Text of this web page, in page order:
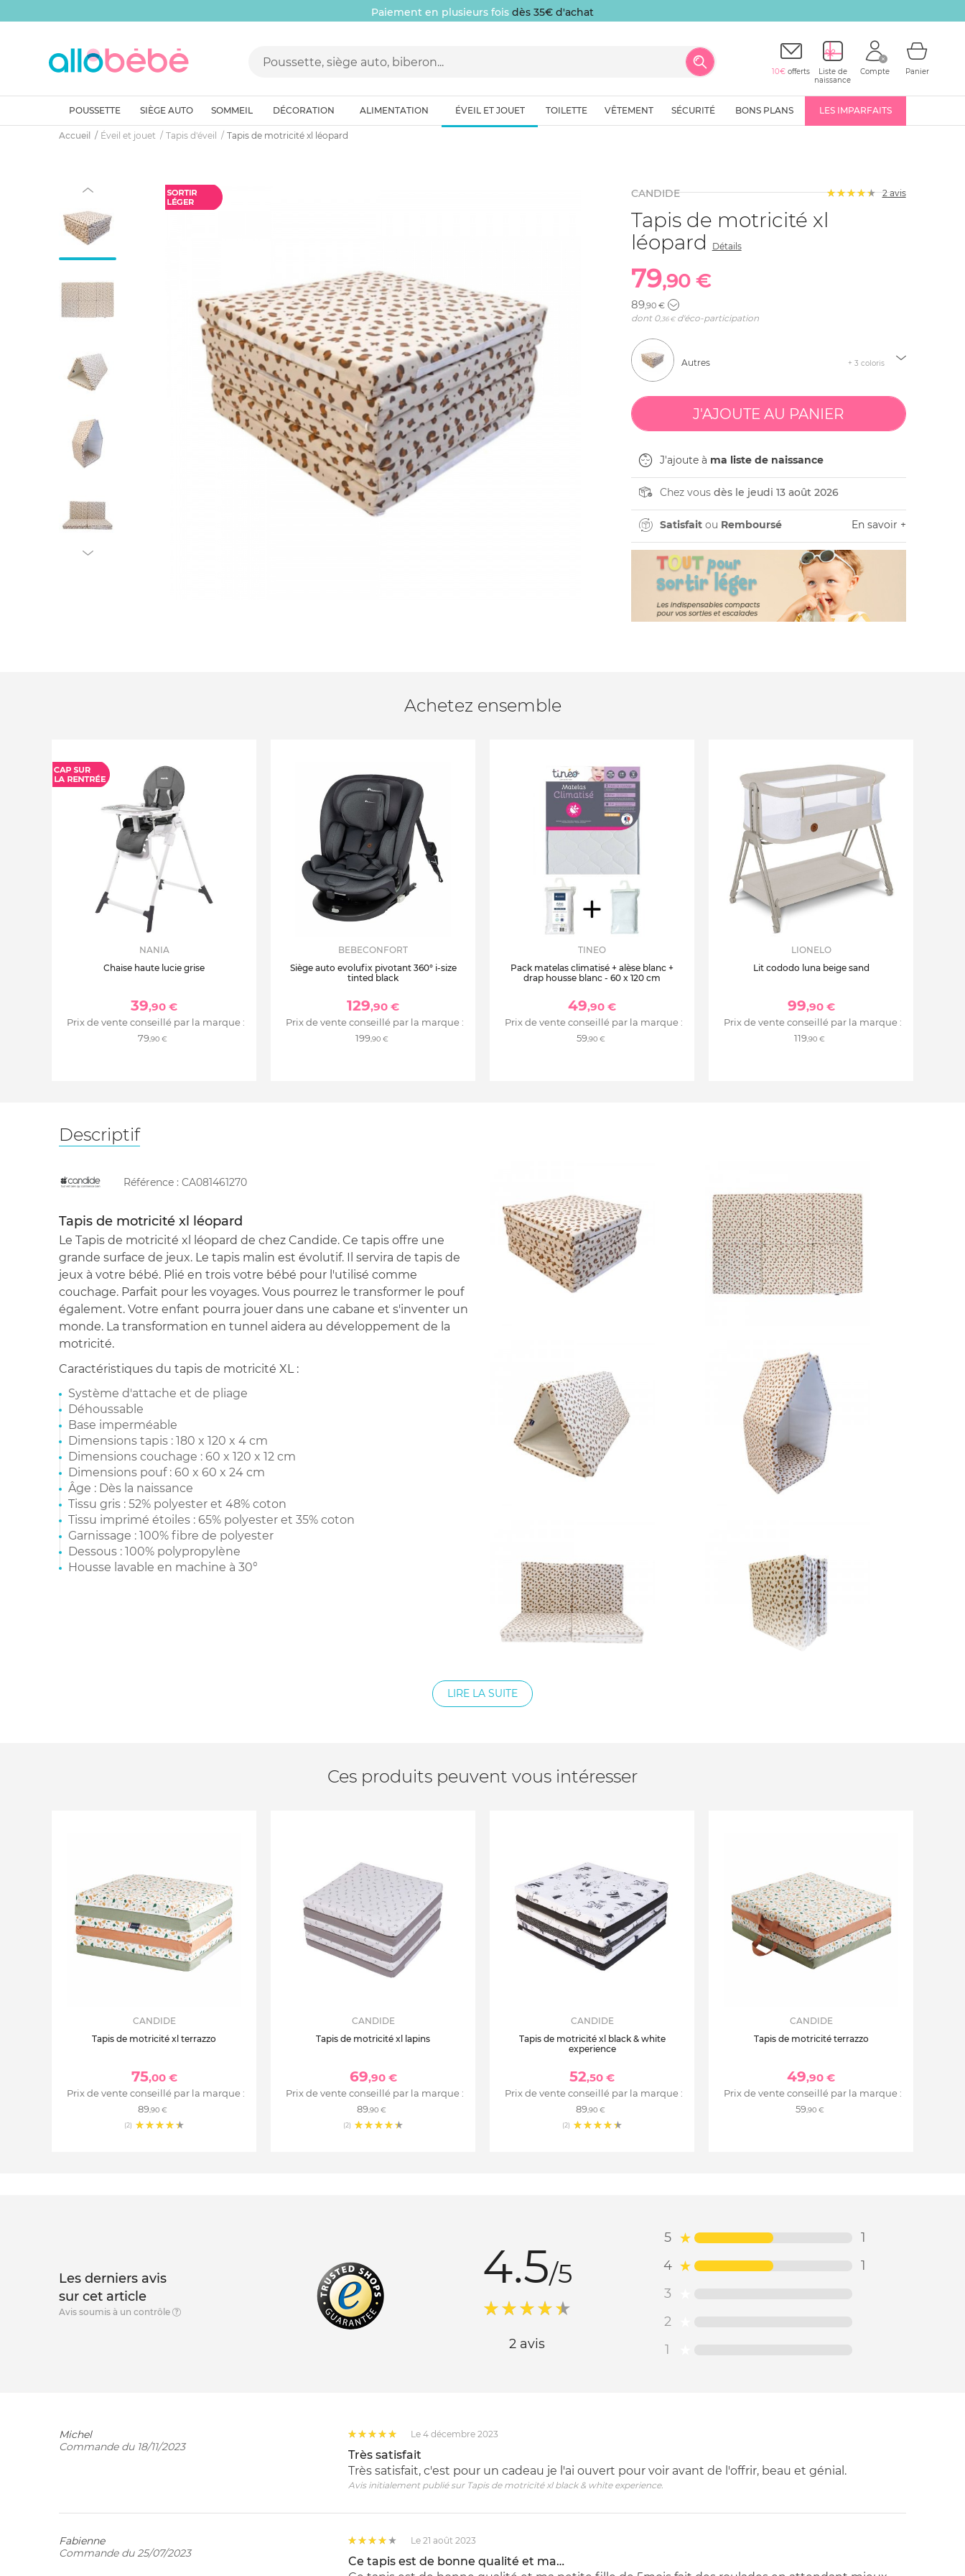
Paiement en plusieurs fois dès 35€ d'achat
10€ offerts
Liste de
naissance
Compte Panier
POUSSETTE SIÈGE AUTO SOMMEIL DÉCORATION ALIMENTATION ÉVEIL ET JOUET TOILETTE VÊTEMENT SÉCURITÉ BONS PLANS LES IMPARFAITS
Accueil Éveil et jouet Tapis d'éveil Tapis de motricité xl léopard
CANDIDE 2avis
Tapis de motricité xl
léopard
Détails
79,90 €
89,90 €
dont 0,36 €d'éco-participation
Autres + 3 coloris
J'ajoute à ma liste de naissance
Chez vous dès le jeudi 13 août 2026
Satisfaitou Remboursé En savoir +
Achetez ensemble
NANIA
Chaise haute lucie grise
39,90 €
Prix de vente conseillé par la marque :
79,90 €
BEBECONFORT
Siège auto evolufix pivotant 360° i-size
tinted black
129,90 €
Prix de vente conseillé par la marque :
199,90 €
TINEO
Pack matelas climatisé + alèse blanc +
drap housse blanc - 60 x 120 cm
49,90 €
Prix de vente conseillé par la marque :
59,90 €
LIONELO
Lit cododo luna beige sand
99,90 €
Prix de vente conseillé par la marque :
119,90 €
Descriptif
Référence : CA081461270
Tapis de motricité xl léopard
Le Tapis de motricité xl léopard de chez Candide. Ce tapis offre une
grande surface de jeux. Le tapis malin est évolutif. Il servira de tapis de
jeux à votre bébé. Plié en trois votre bébé pour l'utilisé comme
couchage. Parfait pour les voyages. Vous pourrez le transformer le pouf
également. Votre enfant pourra jouer dans une cabane et s'inventer un
monde. La transformation en tunnel aidera au développement de la
motricité.
Caractéristiques du tapis de motricité XL :
Système d'attache et de pliage
Déhoussable
Base imperméable
Dimensions tapis : 180 x 120 x 4 cm
Dimensions couchage : 60 x 120 x 12 cm
Dimensions pouf : 60 x 60 x 24 cm
Âge : Dès la naissance
Tissu gris : 52% polyester et 48% coton
Tissu imprimé étoiles : 65% polyester et 35% coton
Garnissage : 100% fibre de polyester
Dessous : 100% polypropylène
Housse lavable en machine à 30°
LIRE LA SUITE
Ces produits peuvent vous intéresser
CANDIDE
Tapis de motricité xl terrazzo
75,00 €
Prix de vente conseillé par la marque :
89,90 €
(2)
CANDIDE
Tapis de motricité xl lapins
69,90 €
Prix de vente conseillé par la marque :
89,90 €
(2)
CANDIDE
Tapis de motricité xl black & white
experience
52,50 €
Prix de vente conseillé par la marque :
89,90 €
(2)
CANDIDE
Tapis de motricité terrazzo
49,90 €
Prix de vente conseillé par la marque :
59,90 €
Les derniers avis
sur cet article
Avis soumis à un contrôle
4.5/5
2 avis
5
1
4
1
3
2
1
Michel
Commande du 18/11/2023
Le 4 décembre 2023
Très satisfait
Très satisfait, c'est pour un cadeau je l'ai ouvert pour voir avant de l'offrir, beau et génial.
Avis initialement publié sur Tapis de motricité xl black & white experience.
Fabienne
Commande du 25/07/2023
Le 21 août 2023
Ce tapis est de bonne qualité et ma…